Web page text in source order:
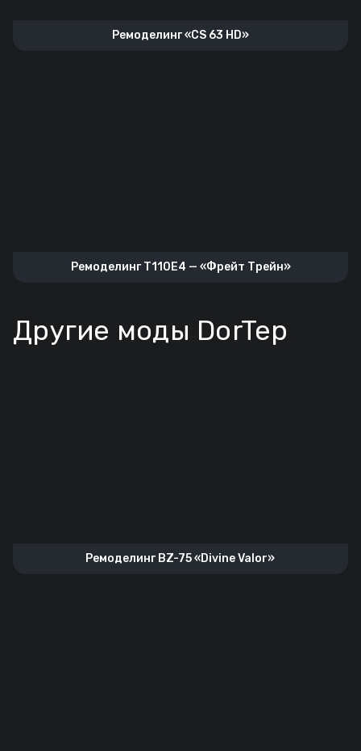
Ремоделинг «CS 63 HD»
Ремоделинг T110E4 — «Фрейт Трейн»
Другие моды DorTep
Ремоделинг BZ-75 «Divine Valor»